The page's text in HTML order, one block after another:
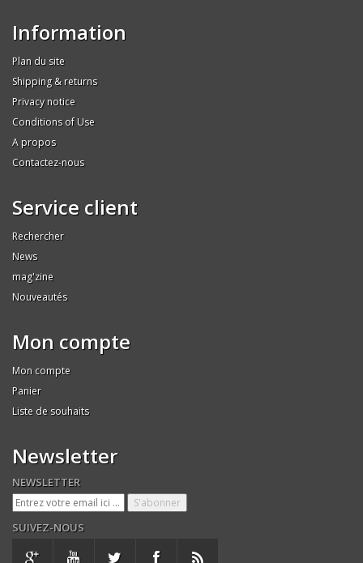
Information
Plan du site
Shipping & returns
Privacy notice
Conditions of Use
A propos
Contactez-nous
Service client
Rechercher
News
mag'zine
Nouveautés
Mon compte
Mon compte
Panier
Liste de souhaits
Newsletter
NEWSLETTER
SUIVEZ-NOUS